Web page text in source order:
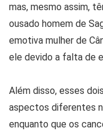
mas, mesmo assim,
ousado homem de
emotiva mulher de
ele devido a falta de
Além disso, esses
aspectos diferentes
enquanto que os